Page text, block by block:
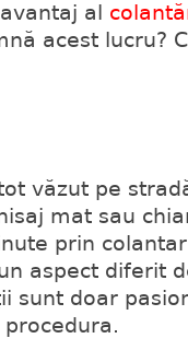
al
acest lucru?
văzut pe
mat sau
prin
aspect diferit
sunt doar